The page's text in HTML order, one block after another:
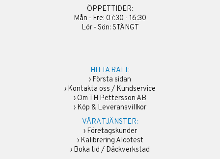
ÖPPETTIDER:
Mån - Fre: 07:30 - 16:30
Lör - Sön: STÄNGT
HITTA RÄTT:
› Första sidan
› Kontakta oss / Kundservice
› Om TH Pettersson AB
› Köp & Leveransvillkor
VÅRA TJÄNSTER:
› Företagskunder
› Kalibrering Alcotest
› Boka tid / Däckverkstad